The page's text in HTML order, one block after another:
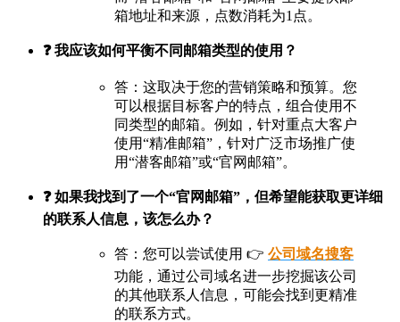
箱地址和来源，点数消耗为1点。
❓ 我应该如何平衡不同邮箱类型的使用？
答：这取决于您的营销策略和预算。您
可以根据目标客户的特点，组合使用不
同类型的邮箱。例如，针对重点大客户
使用“精准邮箱”，针对广泛市场推广使
用“潜客邮箱”或“官网邮箱”。
❓ 如果我找到了一个“官网邮箱”，但希望能获取更详细
的联系人信息，该怎么办？
答：您可以尝试使用 👉 公司域名搜客
功能，通过公司域名进一步挖掘该公司
的其他联系人信息，可能会找到更精准
的联系方式。